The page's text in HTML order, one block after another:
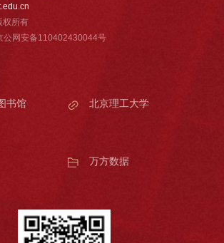
权所有
公网安备110402430044号
书馆 北京理工大学
万方数据